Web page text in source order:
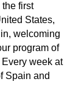
the first
States,
welcoming
program of
week at
Spain and